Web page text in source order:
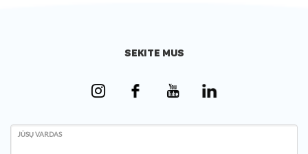
SEKITE MUS
JŪSŲ VARDAS